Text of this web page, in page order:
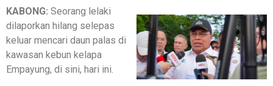
KABONG: Seorang lelaki
dilaporkan hilang selepas
keluar mencari daun palas di
kawasan kebun kelapa
Empayung, di sini, hari ini.